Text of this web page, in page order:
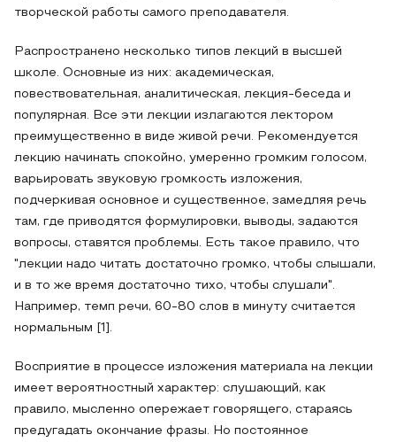
творческой работы самого преподавателя.
Распространено несколько типов лекций в высшей
школе. Основные из них: академическая,
повествовательная, аналитическая, лекция-беседа и
популярная. Все эти лекции излагаются лектором
преимущественно в виде живой речи. Рекомендуется
лекцию начинать спокойно, умеренно громким голосом,
варьировать звуковую громкость изложения,
подчеркивая основное и существенное, замедляя речь
там, где приводятся формулировки, выводы, задаются
вопросы, ставятся проблемы. Есть такое правило, что
"лекции надо читать достаточно громко, чтобы слышали,
и в то же время достаточно тихо, чтобы слушали".
Например, темп речи, 60-80 слов в минуту считается
нормальным [1].
Восприятие в процессе изложения материала на лекции
имеет вероятностный характер: слушающий, как
правило, мысленно опережает говорящего, стараясь
предугадать окончание фразы. Но постоянное